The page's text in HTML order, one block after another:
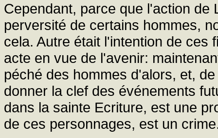
Cependant, parce que l'action de
perversité de certains hommes,
cela. Autre était l'intention de ces
acte en vue de l'avenir:
péché des hommes d'alors, et,
donner la clef des événements
dans la sainte Ecriture, est une
de ces personnages, est un